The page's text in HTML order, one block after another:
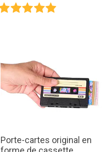
Porte-cartes original en